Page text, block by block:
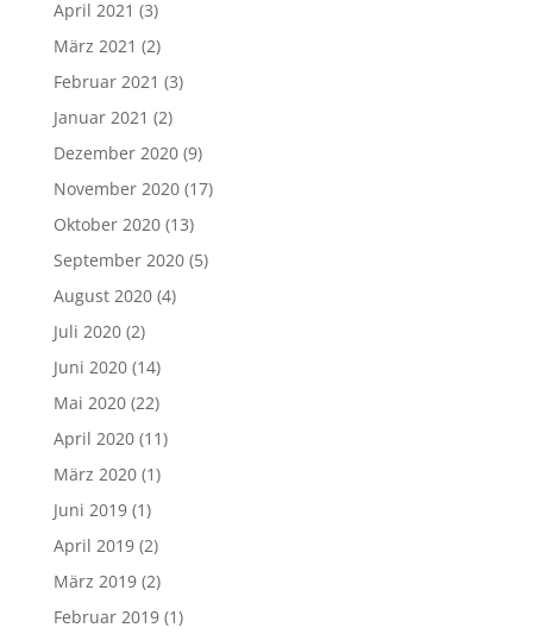
April 2021 (3)
März 2021 (2)
Februar 2021 (3)
Januar 2021 (2)
Dezember 2020(9)
November 2020(17)
Oktober 2020(13)
September 2020(5)
August 2020(4)
Juli 2020(2)
Juni 2020(14)
Mai 2020(22)
April 2020(11)
März 2020(1)
Juni 2019(1)
April 2019(2)
März 2019(2)
Februar 2019(1)